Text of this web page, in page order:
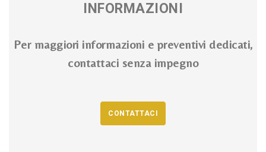
INFORMAZIONI
Per maggiori informazioni e preventivi dedicati,
contattaci senza impegno
CONTATTACI